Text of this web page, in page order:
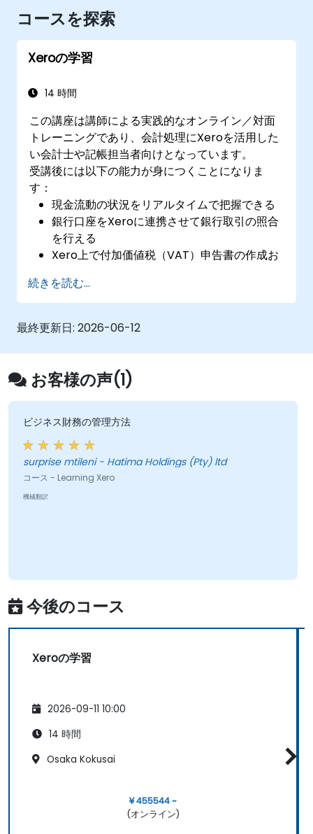
コースを探索
Xeroの学習
14 時間
この講座は講師による実践的なオンライン／対面
トレーニングであり、会計処理にXeroを活用した
い会計士や記帳担当者向けとなっています。
受講後には以下の能力が身につくことになりま
す：
現金流動の状況をリアルタイムで把握できる
銀行口座をXeroに連携させて銀行取引の照合
を行える
Xero上で付加価値税（VAT）申告書の作成お
チームメンバー間で共有用のレポートを作成
できる
続きを読む...
最終更新日: 2026-06-12
お客様の声(1)
ビジネス財務の管理方法
surprise mtileni - Hatima Holdings (Pty) ltd
コース - Learning Xero
機械翻訳
今後のコース
Xeroの学習
2026-09-11 10:00
14 時間
Osaka Kokusai
¥ 455544 ~
(オンライン)